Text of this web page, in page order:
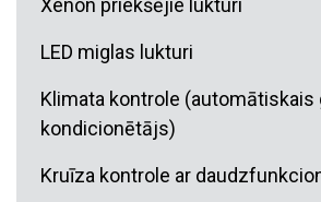
Xenon priekšējie lukturi
LED miglas lukturi
Klimata kontrole (automātiskais
kondicionētājs)
Kruīza kontrole ar